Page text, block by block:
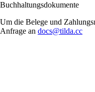
Buchhaltungsdokumente
Um die Belege und
Anfrage an docs@tilda.cc